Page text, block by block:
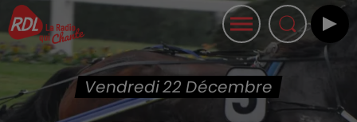
Vendredi 22 Décembre